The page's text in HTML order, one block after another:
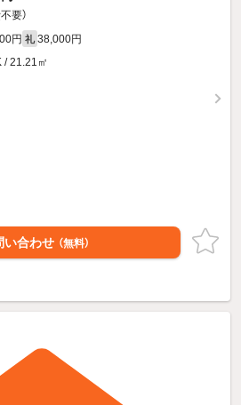
要）
円 礼 38,000円
/ 21.21㎡
い合わせ （無料）